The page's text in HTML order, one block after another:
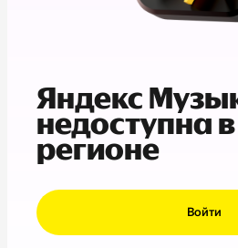
Яндекс
недоступна
регионе
Войти